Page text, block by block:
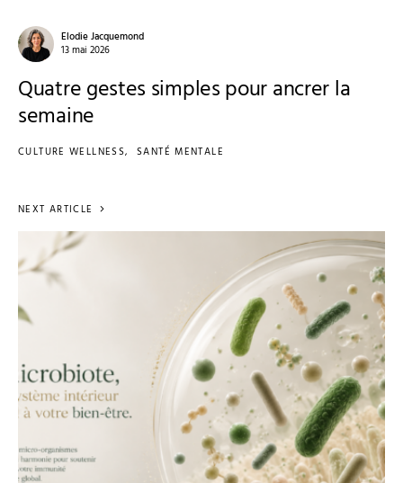
Elodie Jacquemond
13 mai 2026
Quatre gestes simples pour ancrer la
semaine
CULTURE WELLNESS SANTÉ MENTALE
NEXT ARTICLE